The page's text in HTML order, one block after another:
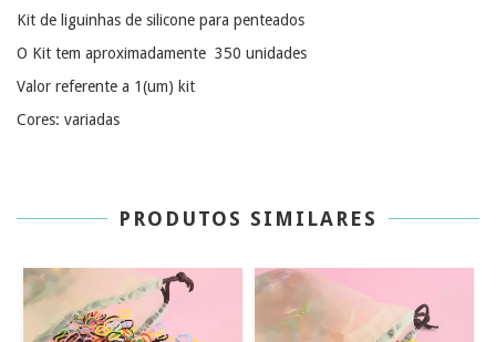
Kit de liguinhas de silicone para penteados
O Kit tem aproximadamente 350 unidades
Valor referente a 1(um) kit
Cores: variadas
PRODUTOS SIMILARES